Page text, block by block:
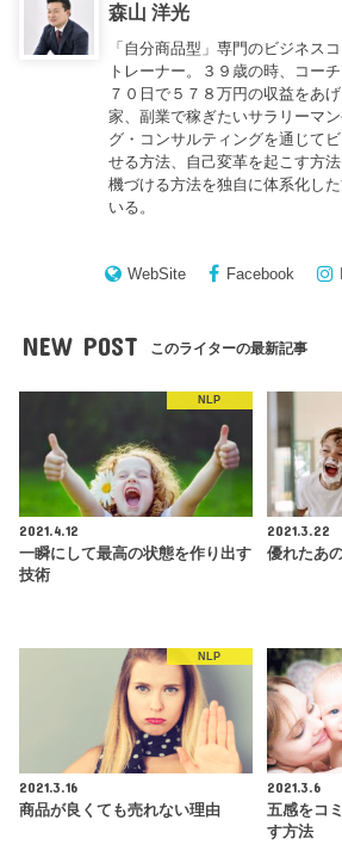
森山 洋光
「自分商品型」専門のビジネス
トレーナー。３９歳の時、コー
７０日で５７８万円の収益をあ
家、副業で稼ぎたいサラリーマ
グ・コンサルティングを通じて
せる方法、自己変革を起こす方
機づける方法を独自に体系化し
いる。
WebSite Facebook
NEW POST このライターの最新記事
NLP
2021.4.12
一瞬にして最高の状態を作り出す
技術
2021.3.22
優れたあ
NLP
2021.3.16
商品が良くても売れない理由
2021.3.6
五感をコ
す方法